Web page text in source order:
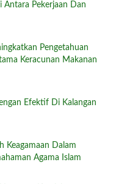
Pekerjaan Dan
Pengetahuan
Keracunan Makanan
Efektif Di Kalangan
Keagamaan Dalam
Agama Islam